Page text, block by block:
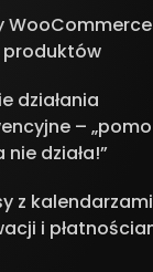
produktów
działania
–
działa!”
z kalendarzami
i